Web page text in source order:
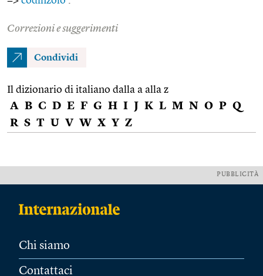
Correzioni e suggerimenti
Condividi
Il dizionario di italiano dalla a alla z
A B C D E F G H I J K L M N O P Q
R S T U V W X Y Z
PUBBLICITÀ
Chi siamo
Contattaci